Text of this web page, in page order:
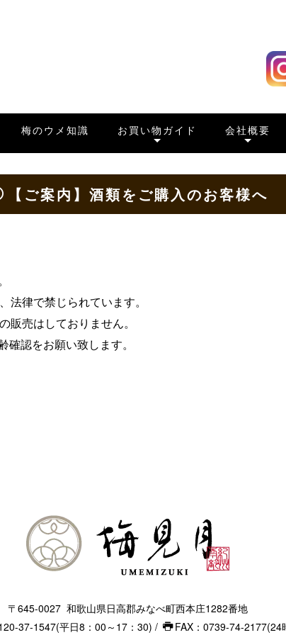
梅のウメ知識 お買い物ガイド 会社概要
【ご案内】酒類をご購入のお客様へ
法律で禁じられています。
販売はしておりません。
認をお願い致します。
〒645-0027 和歌山県日高郡みなべ町西本庄1282番地
37-1547(平日8：00～17：30) /
FAX：0739-74-2177(24